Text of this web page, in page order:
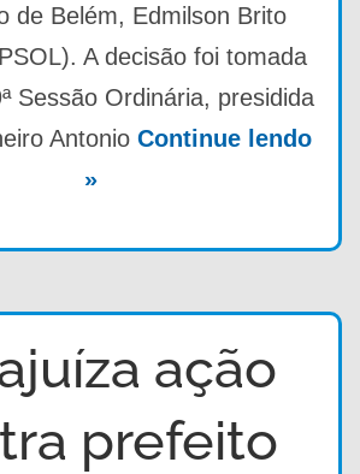
de Belém, Edmilson Brito
A decisão foi tomada
Sessão Ordinária, presidida
Antonio Continue lendo
»
ação
prefeito